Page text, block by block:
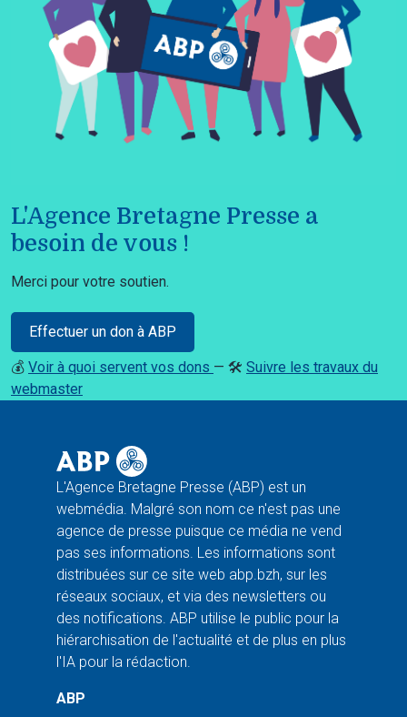
L'Agence Bretagne Presse a
besoin de vous !
Merci pour votre soutien.
Effectuer un don à ABP
💰 Voir à quoi servent vos dons — 🛠️ Suivre les travaux du
webmaster
L'Agence Bretagne Presse (ABP) est un
webmédia. Malgré son nom ce n'est pas une
agence de presse puisque ce média ne vend
pas ses informations. Les informations sont
distribuées sur ce site web abp.bzh, sur les
réseaux sociaux, et via des newsletters ou
des notifications. ABP utilise le public pour la
hiérarchisation de l'actualité et de plus en plus
l'IA pour la rédaction.
ABP